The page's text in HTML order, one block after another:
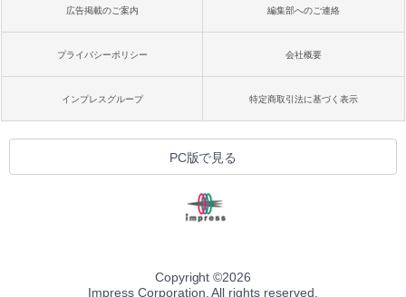
広告掲載のご案内 編集部へのご連絡
プライバシーポリシー 会社概要
インプレスグループ 特定商取引法に基づく表示
PC版で見る
Copyright ©2026
Impress Corporation. All rights reserved.